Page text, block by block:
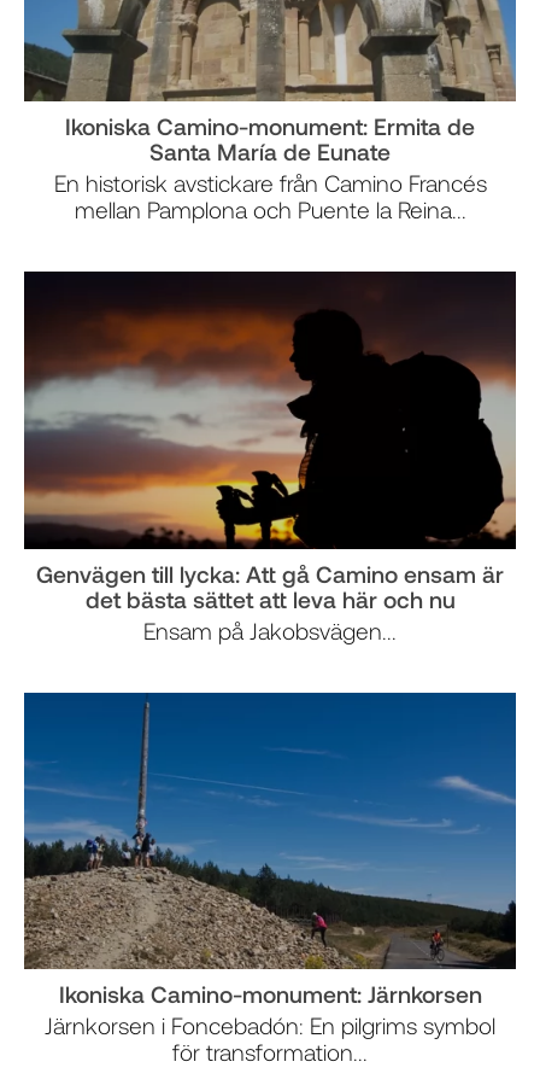
Ikoniska Camino-monument: Ermita de
Santa María de Eunate
En historisk avstickare från Camino Francés
mellan Pamplona och Puente la Reina...
Genvägen till lycka: Att gå Camino ensam är
det bästa sättet att leva här och nu
Ensam på Jakobsvägen...
Ikoniska Camino-monument: Järnkorsen
Järnkorsen i Foncebadón: En pilgrims symbol
för transformation...